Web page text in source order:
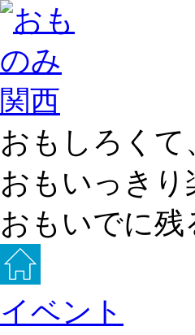
おもしろくて
おもいっきり
おもいでに残
イベント